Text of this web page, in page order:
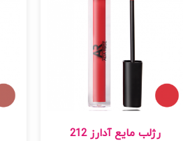
رژلب مایع آدارز 212